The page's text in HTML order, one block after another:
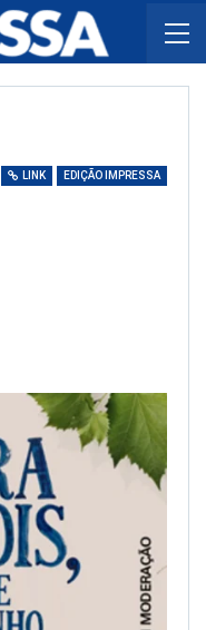
LINK EDIÇÃO IMPRESSA